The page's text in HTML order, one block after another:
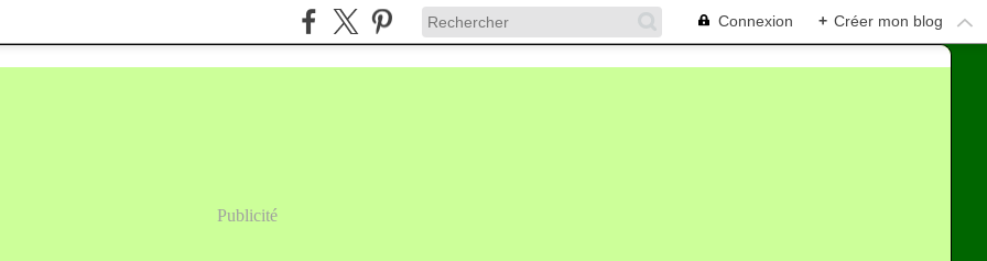
Connexion + Créer mon blog
Publicité